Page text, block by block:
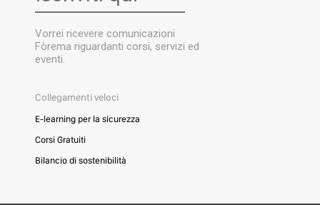
Vorrei ricevere comunicazioni
Fòrema riguardanti corsi, servizi ed
eventi.
Collegamenti veloci
E-learning per la sicurezza
Corsi Gratuiti
Bilancio di sostenibilità